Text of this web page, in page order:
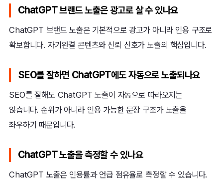
ChatGPT 브랜드 노출은 광고로 살 수 있나요
ChatGPT 브랜드 노출은 기본적으로 광고가 아니라 인용 구조로
확보합니다. 자기완결 콘텐츠와 신뢰 신호가 노출의 핵심입니다.
SEO를 잘하면 ChatGPT에도 자동으로 노출되나요
SEO를 잘해도 ChatGPT 노출이 자동으로 따라오지는
않습니다. 순위가 아니라 인용 가능한 문장 구조가 노출을
좌우하기 때문입니다.
ChatGPT 노출을 측정할 수 있나요
ChatGPT 노출은 인용률과 언급 점유율로 측정할 수 있습니다.